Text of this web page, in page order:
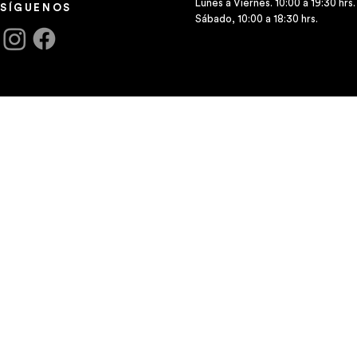
SÍGUENOS
Lunes a Viernes. 10:00 a 19:30 hrs.
Sábado, 10:00 a 18:30 hrs.